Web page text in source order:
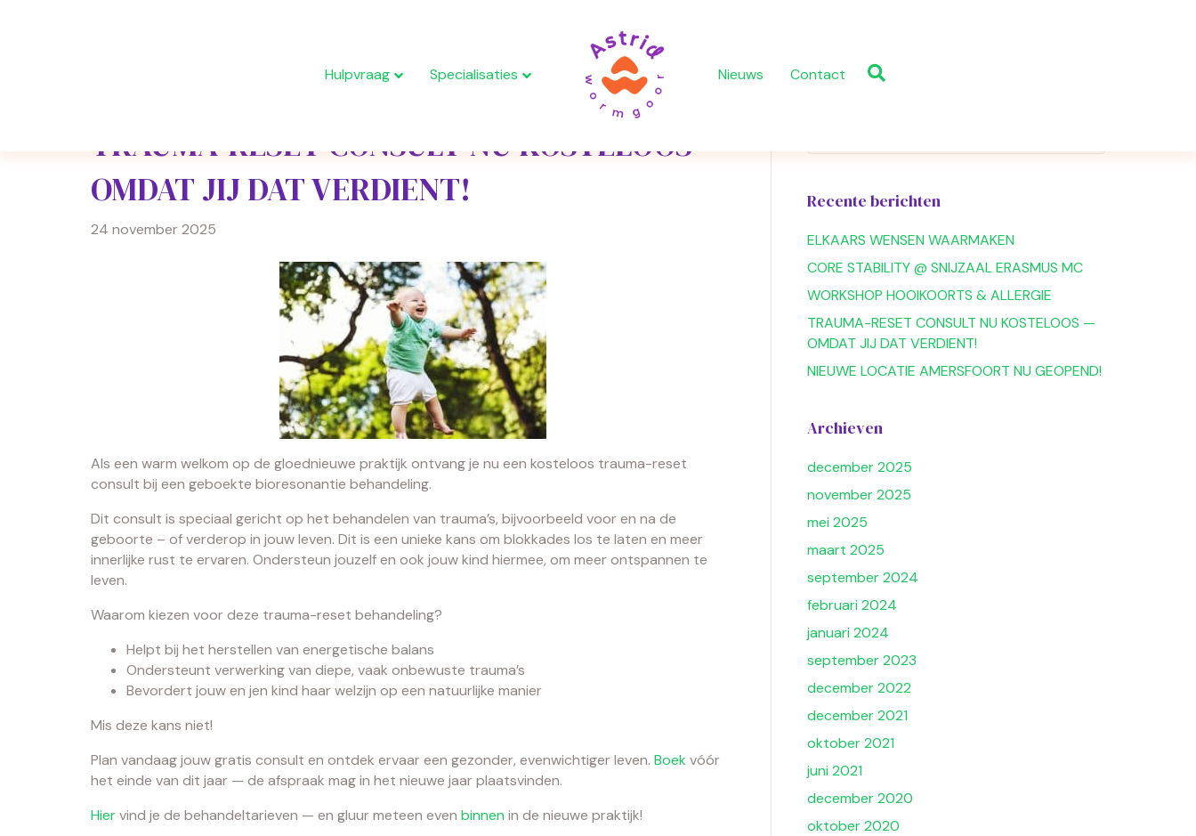
Hulpvraag Specialisaties Nieuws Contact
TRAUMA-RESET CONSULT NU KOSTELOOS —
OMDAT JIJ DAT VERDIENT!
24 november 2025
Als een warm welkom op de gloednieuwe praktijk ontvang je nu een kosteloos trauma-reset
consult bij een geboekte bioresonantie behandeling.
Dit consult is speciaal gericht op het behandelen van trauma’s, bijvoorbeeld voor en na de
geboorte – of verderop in jouw leven. Dit is een unieke kans om blokkades los te laten en meer
innerlijke rust te ervaren. Ondersteun jouzelf en ook jouw kind hiermee, om meer ontspannen te
leven.
Waarom kiezen voor deze trauma-reset behandeling?
Helpt bij het herstellen van energetische balans
Ondersteunt verwerking van diepe, vaak onbewuste trauma’s
Bevordert jouw en jen kind haar welzijn op een natuurlijke manier
Mis deze kans niet!
Plan vandaag jouw gratis consult en ontdek ervaar een gezonder, evenwichtiger leven. Boek vóór
het einde van dit jaar — de afspraak mag in het nieuwe jaar plaatsvinden.
Hiervind je de behandeltarieven — en gluur meteen even binnen in de nieuwe praktijk!
Recente berichten
ELKAARS WENSEN WAARMAKEN
CORE STABILITY @ SNIJZAAL ERASMUS MC
WORKSHOP HOOIKOORTS & ALLERGIE
TRAUMA-RESET CONSULT NU KOSTELOOS —
OMDAT JIJ DAT VERDIENT!
NIEUWE LOCATIE AMERSFOORT NU GEOPEND!
Archieven
december 2025
november 2025
mei 2025
maart 2025
september 2024
februari 2024
januari 2024
september 2023
december 2022
december 2021
oktober 2021
juni 2021
december 2020
oktober 2020